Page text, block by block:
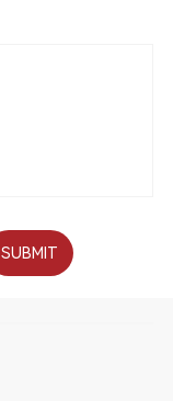
SUBMIT